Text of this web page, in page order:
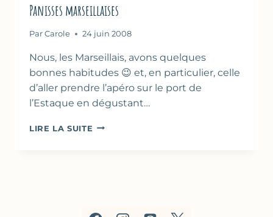
Panisses marseillaises
Par Carole 24 juin 2008
Nous, les Marseillais, avons quelques
bonnes habitudes 😉 et, en particulier, celle
d’aller prendre l’apéro sur le port de
l’Estaque en dégustant…
LIRE LA SUITE PANISSES